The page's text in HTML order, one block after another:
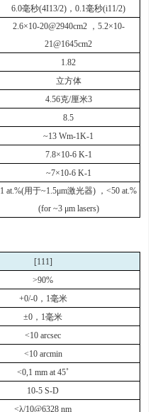
6.0毫秒(4I13/2) ，0.1毫秒(i11/2)
2.6×10-20@2940cm2 ， 5.2×10-
21@1645cm2
1.82
立方体
4.56克/厘米3
8.5
~13 Wm-1K-1
7.8×10-6 K-1
~7×10-6 K-1
1 at.%(用于~1.5μm激光器) ，<50 at.%
(for ~3 μm lasers)
[111]
>90%
+0/-0， 1毫米
±0 ， 1毫米
<10 arcsec
<10 arcmin
<0,1 mm at 45˚
10-5 S-D
<λ/10@6328 nm